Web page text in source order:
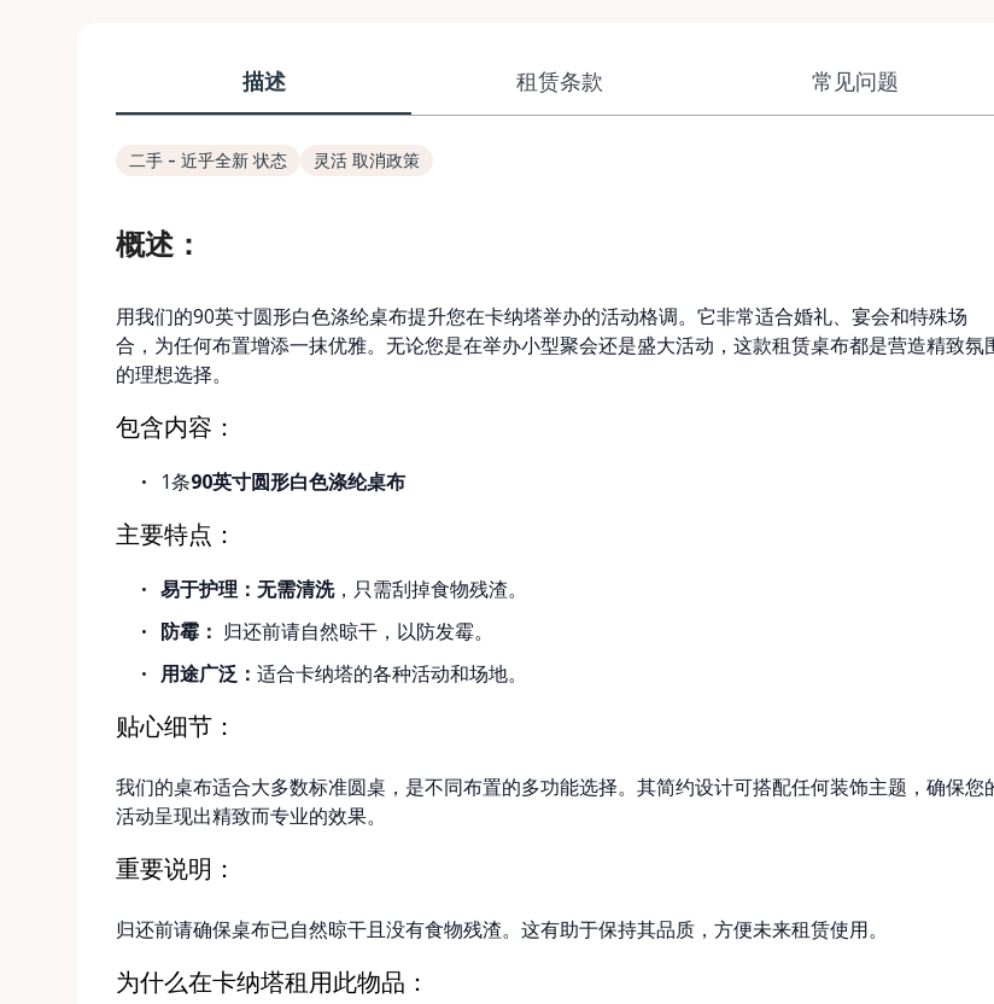
描述 租赁条款 常见问题
二手 - 近乎全新 状态 灵活 取消政策
概述：
用我们的90英寸圆形白色涤纶桌布提升您在卡纳塔举办的活动格调。它非常适合婚礼、宴会和特殊场
合，为任何布置增添一抹优雅。无论您是在举办小型聚会还是盛大活动，这款租赁桌布都是营造精致氛
的理想选择。
包含内容：
1条90英寸圆形白色涤纶桌布
主要特点：
易于护理：无需清洗，只需刮掉食物残渣。
防霉： 归还前请自然晾干，以防发霉。
用途广泛：适合卡纳塔的各种活动和场地。
贴心细节：
我们的桌布适合大多数标准圆桌，是不同布置的多功能选择。其简约设计可搭配任何装饰主题，确保您
活动呈现出精致而专业的效果。
重要说明：
归还前请确保桌布已自然晾干且没有食物残渣。这有助于保持其品质，方便未来租赁使用。
为什么在卡纳塔租用此物品：